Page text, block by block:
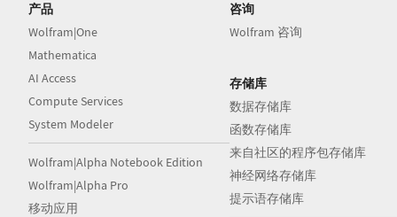
产品
Wolfram|One
Mathematica
AI Access
Compute Services
System Modeler
Wolfram|Alpha Notebook Edition
Wolfram|Alpha Pro
移动应用
咨询
Wolfram 咨询
存储库
数据存储库
函数存储库
来自社区的程序包存储库
神经网络存储库
提示语存储库